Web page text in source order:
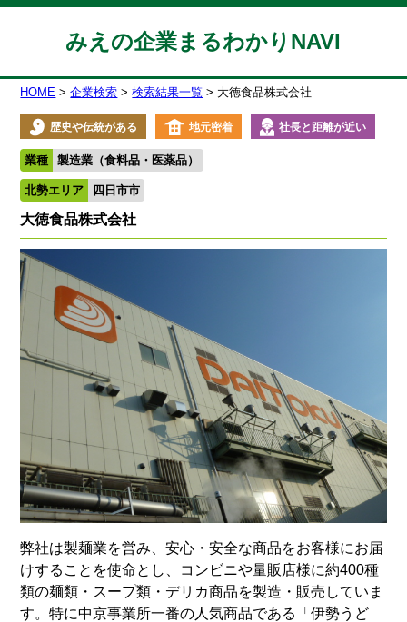
みえの企業まるわかりNAVI
HOME 企業検索 検索結果一覧 大徳食品株式会社
歴史や伝統がある 地元密着 社長と距離が近い
業種 製造業（食料品・医薬品）
北勢エリア 四日市市
大徳食品株式会社
弊社は製麺業を営み、安心・安全な商品をお客様にお届
けすることを使命とし、コンビニや量販店様に約400種
類の麺類・スープ類・デリカ商品を製造・販売していま
す。特に中京事業所一番の人気商品である「伊勢うど